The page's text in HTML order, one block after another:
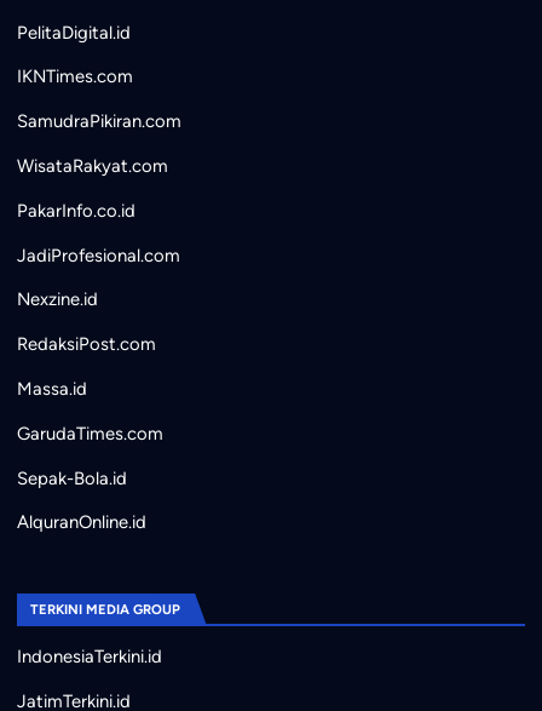
PelitaDigital.id
IKNTimes.com
SamudraPikiran.com
WisataRakyat.com
PakarInfo.co.id
JadiProfesional.com
Nexzine.id
RedaksiPost.com
Massa.id
GarudaTimes.com
Sepak-Bola.id
AlquranOnline.id
TERKINI MEDIA GROUP
IndonesiaTerkini.id
JatimTerkini.id